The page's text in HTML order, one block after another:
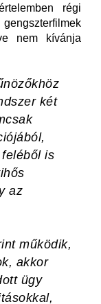
régi
nem kívánja
két
is
az
működik,
akkor
ügy